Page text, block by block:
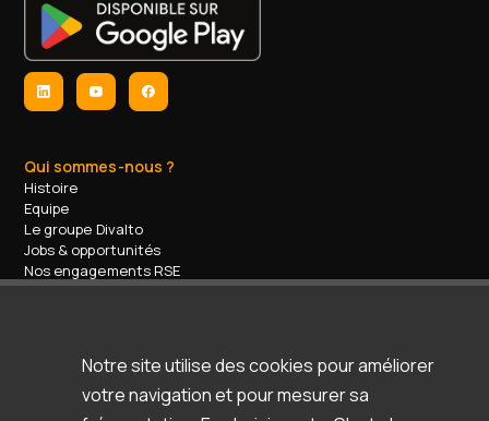
Qui sommes-nous ?
Histoire
Equipe
Le groupe Divalto
Jobs & opportunités
Nos engagements RSE
Contact
Accompagnement / support
Espace d'aide & support
Ressources
Notre site utilise des cookies pour améliorer
votre navigation et pour mesurer sa